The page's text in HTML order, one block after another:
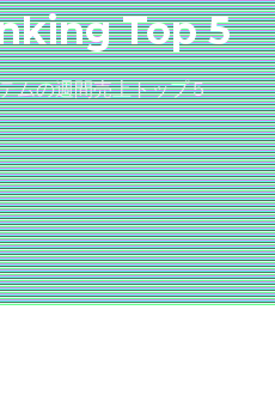
Top 5
ムの週間売上トップ５